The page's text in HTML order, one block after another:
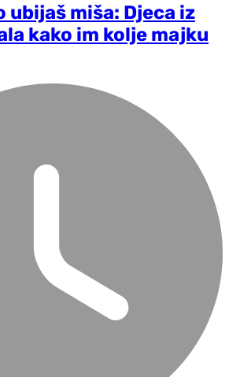
ubijaš miša: Djeca iz
kako im kolje majku